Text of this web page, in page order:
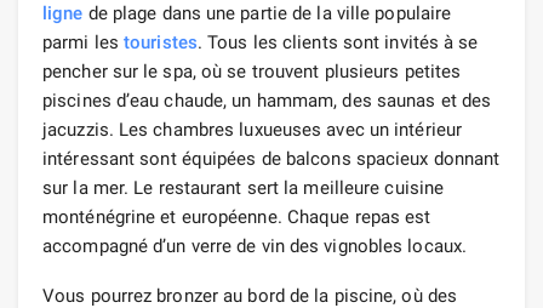
ligne de plage dans une partie de la ville populaire
parmi les touristes. Tous les clients sont invités à se
pencher sur le spa, où se trouvent plusieurs petites
piscines d’eau chaude, un hammam, des saunas et des
jacuzzis. Les chambres luxueuses avec un intérieur
intéressant sont équipées de balcons spacieux donnant
sur la mer. Le restaurant sert la meilleure cuisine
monténégrine et européenne. Chaque repas est
accompagné d’un verre de vin des vignobles locaux.
Vous pourrez bronzer au bord de la piscine, où des